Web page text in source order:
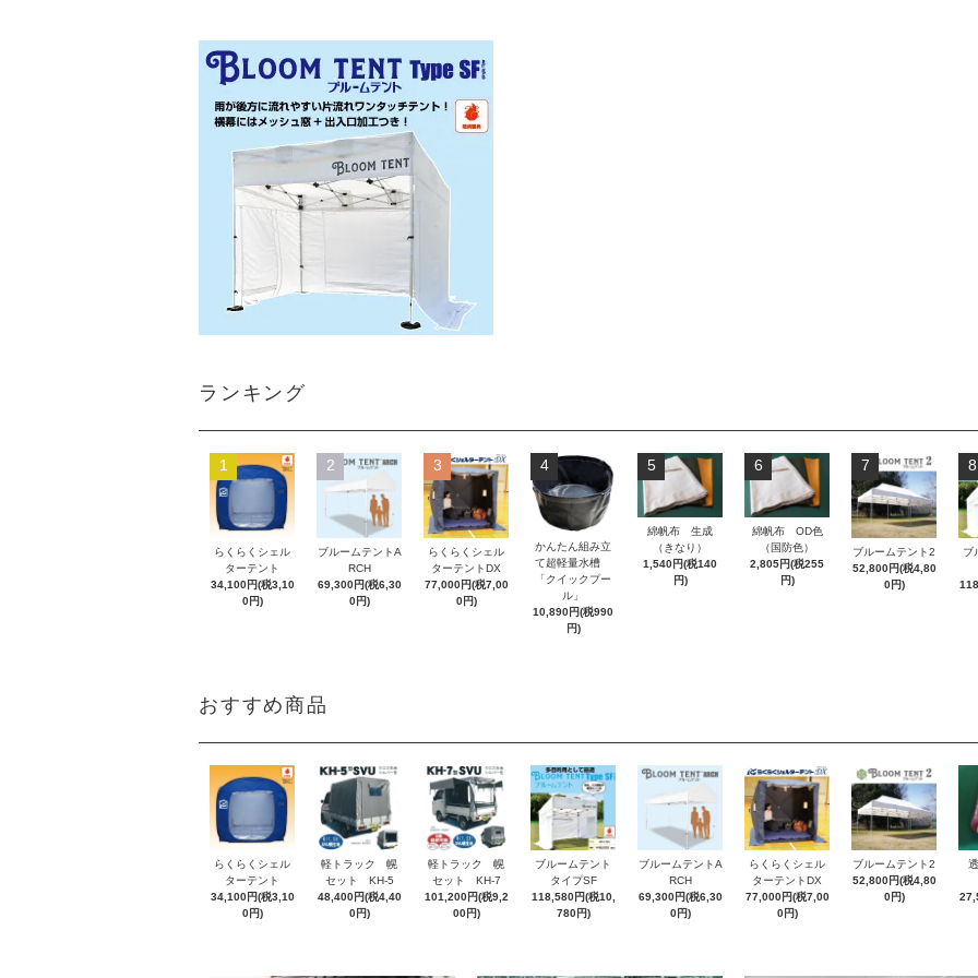
ランキング
1
らくらくシェル
ターテント
34,100円(税3,10
0円)
2
ブルームテントA
RCH
69,300円(税6,30
0円)
3
らくらくシェル
ターテントDX
77,000円(税7,00
0円)
4
かんたん組み立
て超軽量水槽
「クイックプー
ル」
10,890円(税990
円)
5
綿帆布 生成
（きなり）
1,540円(税140
円)
6
綿帆布 OD色
（国防色）
2,805円(税255
円)
7
ブルームテント2
52,800円(税4,80
0円)
8
ブ
おすすめ商品
らくらくシェル
ターテント
34,100円(税3,10
0円)
軽トラック 幌
セット KH-5
48,400円(税4,40
0円)
軽トラック 幌
セット KH-7
101,200円(税9,2
00円)
ブルームテント
タイプSF
118,580円(税10,
780円)
ブルームテントA
RCH
69,300円(税6,30
0円)
らくらくシェル
ターテントDX
77,000円(税7,00
0円)
ブルームテント2
52,800円(税4,80
0円)